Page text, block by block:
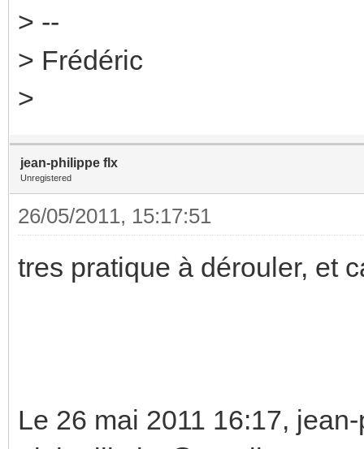
> --
> Frédéric
>
jean-philippe flx
Unregistered
26/05/2011, 15:17:51
tres pratique à dérouler, et
Le 26 mai 2011 16:17,